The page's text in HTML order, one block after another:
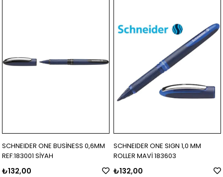
SCHNEIDER ONE BUSİNESS 0,6MM
REF:183001 SİYAH
₺132,00
SCHNEIDER ONE SIGN 1,0 MM
ROLLER MAVİ 183603
₺132,00